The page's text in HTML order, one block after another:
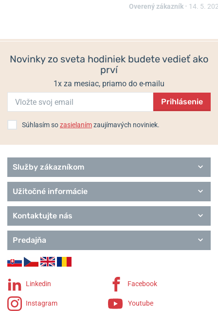
188,10 € 291,60 €
Overený zákazník • 14. 5.
Novinky zo sveta hodiniek budete vedieť ako
prví
1x za mesiac, priamo do e-mailu
Prihlásenie
Súhlasím sozasielanímzaujímavých noviniek.
Služby zákazníkom
Užitočné informácie
Kontaktujte nás
Predajňa
Linkedin Facebook
Instagram Youtube